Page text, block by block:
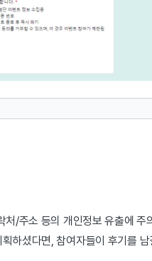
처/주소 등의 개인정보 유출에 주
하셨다면, 참여자들이 후기를